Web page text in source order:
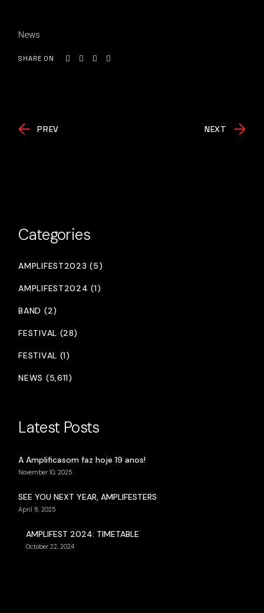
News
SHARE ON
PREV NEXT
Categories
AMPLIFEST2023 (5)
AMPLIFEST2024 (1)
BAND (2)
FESTIVAL (28)
FESTIVAL (1)
NEWS (5,611)
Latest Posts
A Amplificasom faz hoje 19 anos!
November 10, 2025
SEE YOU NEXT YEAR, AMPLIFESTERS
April 8, 2025
AMPLIFEST 2024: TIMETABLE
October 22, 2024